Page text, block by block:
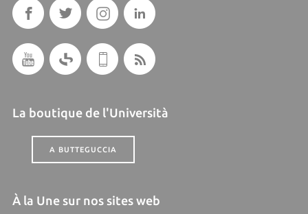
La boutique de l'Università
A BUTTEGUCCIA
À la Une sur nos sites web